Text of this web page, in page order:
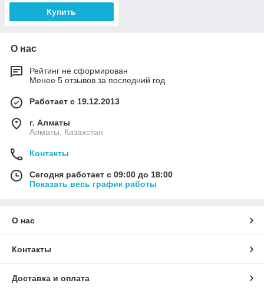
Купить
О нас
Рейтинг не сформирован
Менее 5 отзывов за последний год
Работает с 19.12.2013
г. Алматы
Алматы, Казахстан
Контакты
Сегодня работает с 09:00 до 18:00
Показать весь график работы
О нас
Контакты
Доставка и оплата